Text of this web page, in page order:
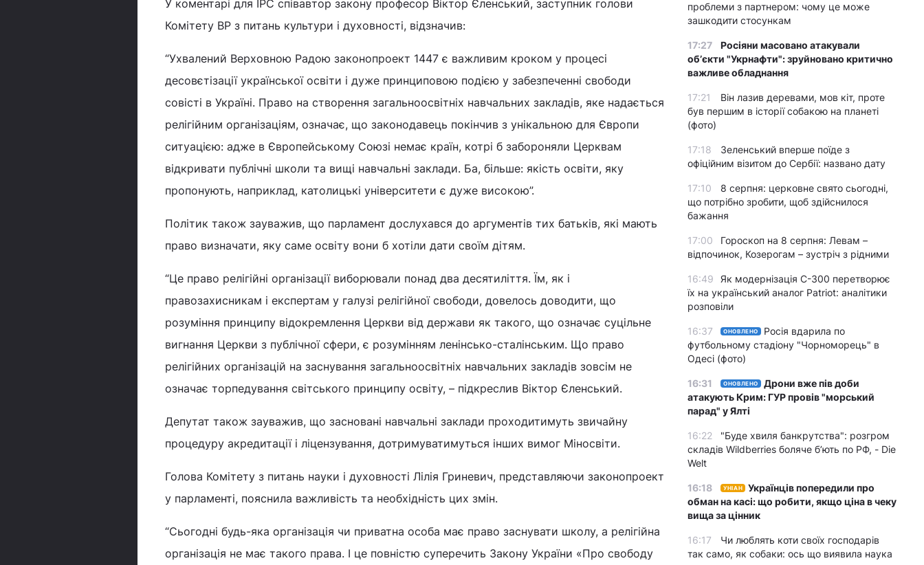
У коментарі для ІРС співавтор закону професор Віктор Єленський, заступник голови
Комітету ВР з питань культури і духовності, відзначив:
“Ухвалений Верховною Радою законопроект 1447 є важливим кроком у процесі
десовєтізації української освіти і дуже принциповою подією у забезпеченні свободи
совісті в Україні. Право на створення загальноосвітніх навчальних закладів, яке надається
релігійним організаціям, означає, що законодавець покінчив з унікальною для Європи
ситуацією: адже в Європейському Союзі немає країн, котрі б забороняли Церквам
відкривати публічні школи та вищі навчальні заклади. Ба, більше: якість освіти, яку
пропонують, наприклад, католицькі університети є дуже високою”.
Політик також зауважив, що парламент дослухався до аргументів тих батьків, які мають
право визначати, яку саме освіту вони б хотіли дати своїм дітям.
“Це право релігійні організації виборювали понад два десятиліття. Їм, як і
правозахисникам і експертам у галузі релігійної свободи, довелось доводити, що
розуміння принципу відокремлення Церкви від держави як такого, що означає суцільне
вигнання Церкви з публічної сфери, є розумінням ленінсько-сталінським. Що право
релігійних організацій на заснування загальноосвітніх навчальних закладів зовсім не
означає торпедування світського принципу освіту, – підкреслив Віктор Єленський.
Депутат також зауважив, що засновані навчальні заклади проходитимуть звичайну
процедуру акредитації і ліцензування, дотримуватимуться інших вимог Міносвіти.
Голова Комітету з питань науки і духовності Лілія Гриневич, представляючи законопроект
у парламенті, пояснила важливість та необхідність цих змін.
“Сьогодні будь-яка організація чи приватна особа має право заснувати школу, а релігійна
організація не має такого права. І це повністю суперечить Закону України «Про свободу
проблеми з партнером: чому це може
зашкодити стосункам
17:27
Росіяни масовано атакували
обʼєкти "Укрнафти": зруйновано критично
важливе обладнання
17:21
Він лазив деревами, мов кіт, проте
був першим в історії собакою на планеті
(фото)
17:18
Зеленський вперше поїде з
офіційним візитом до Сербії: названо дату
17:10
8 серпня: церковне свято сьогодні,
що потрібно зробити, щоб здійснилося
бажання
17:00
Гороскоп на 8 серпня: Левам –
відпочинок, Козерогам – зустріч з рідними
16:49
Як модернізація С-300 перетворює
їх на український аналог Patriot: аналітики
розповіли
16:37 ОНОВЛЕНО
Росія вдарила по
футбольному стадіону "Чорноморець" в
Одесі (фото)
16:31 ОНОВЛЕНО
Дрони вже пів доби
атакують Крим: ГУР провів "морський
парад" у Ялті
16:22
"Буде хвиля банкрутства": розгром
складів Wildberries боляче бʼють по РФ, - Die
Welt
16:18 УНІАН
Українців попередили про
обман на касі: що робити, якщо ціна в чеку
вища за цінник
16:17
Чи люблять коти своїх господарів
так само, як собаки: ось що виявила наука